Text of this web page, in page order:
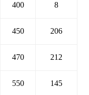
400 8
450 206
470 212
550 145